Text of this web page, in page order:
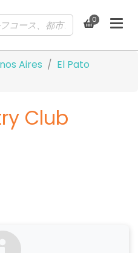
0
Aires
El Pato
Club